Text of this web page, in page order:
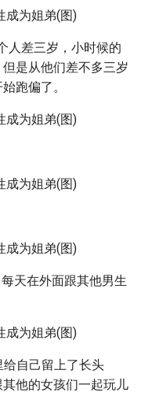
人差三岁，小时候的
是从他们差不多三岁
跑偏了。
天在外面跟其他男生
自己留上了长头
他的女孩们一起玩儿